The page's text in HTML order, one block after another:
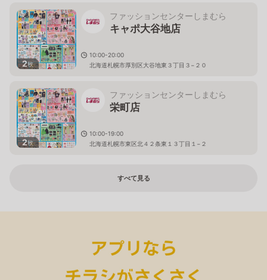
2枚
ファッションセンターしまむら
キャポ大谷地店
10:00-20:00
北海道札幌市厚別区大谷地東３丁目３−２０
2枚
ファッションセンターしまむら
栄町店
10:00-19:00
北海道札幌市東区北４２条東１３丁目１−２
すべて見る